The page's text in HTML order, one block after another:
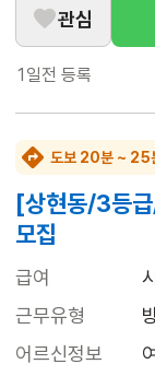
관심
1일전 등록
도보 20분 ~ 25
[상현동/3등
모집
급여
근무유형
어르신정보